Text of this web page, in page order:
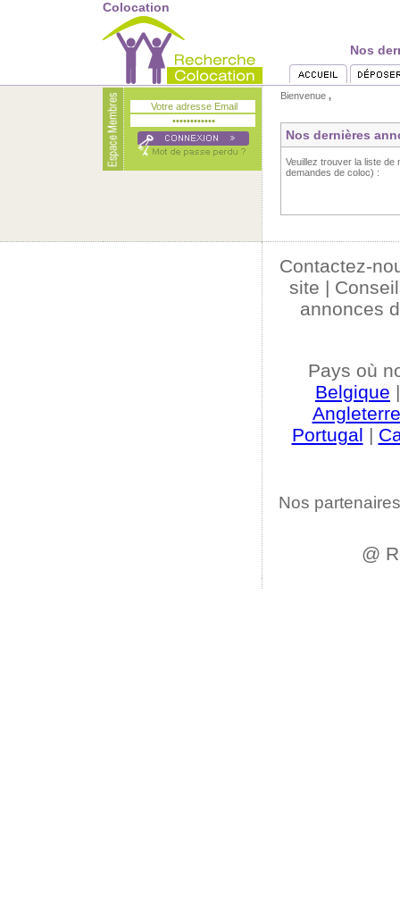
Colocation
Nos
Bienvenue ,
Nos dernières
Veuillez trouver la liste de
demandes de coloc) :
Contactez-
site |
annonces
Pays où
Belgique
Angleterre
Portugal |
Nos
@